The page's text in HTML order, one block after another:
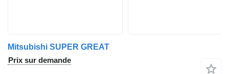
Mitsubishi SUPER GREAT
Prix sur demande